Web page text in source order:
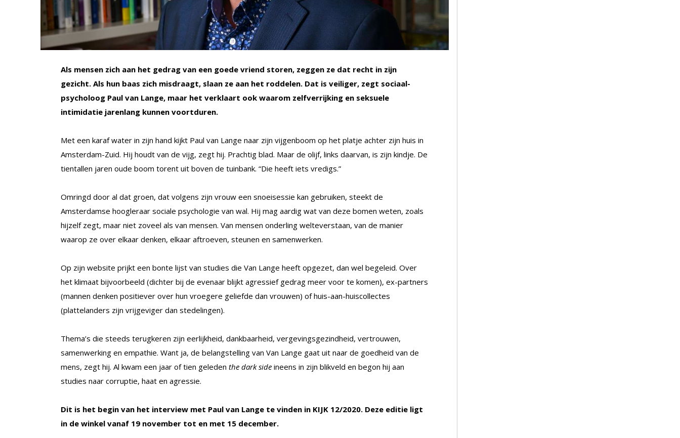
Als mensen zich aan het gedrag van een goede vriend storen, zeggen ze dat recht in zijn
gezicht. Als hun baas zich misdraagt, slaan ze aan het roddelen. Dat is veiliger, zegt sociaal-
psycholoog Paul van Lange, maar het verklaart ook waarom zelfverrijking en seksuele
intimidatie jarenlang kunnen voortduren.
Met een karaf water in zijn hand kijkt Paul van Lange naar zijn vijgenboom op het platje achter zijn huis in
Amsterdam-Zuid. Hij houdt van de vijg, zegt hij. Prachtig blad. Maar de olijf, links daarvan, is zijn kindje. De
tientallen jaren oude boom torent uit boven de tuinbank. “Die heeft iets vredigs.”
Omringd door al dat groen, dat volgens zijn vrouw een snoeisessie kan gebruiken, steekt de
Amsterdamse hoogleraar sociale psychologie van wal. Hij mag aardig wat van deze bomen weten, zoals
hijzelf zegt, maar niet zoveel als van mensen. Van mensen onderling welteverstaan, van de manier
waarop ze over elkaar denken, elkaar aftroeven, steunen en samenwerken.
Op zijn website prijkt een bonte lijst van studies die Van Lange heeft opgezet, dan wel begeleid. Over
het klimaat bijvoorbeeld (dichter bij de evenaar blijkt agressief gedrag meer voor te komen), ex-partners
(mannen denken positiever over hun vroegere geliefde dan vrouwen) of huis-aan-huiscollectes
(plattelanders zijn vrijgeviger dan stedelingen).
Thema’s die steeds terugkeren zijn eerlijkheid, dankbaarheid, vergevingsgezindheid, vertrouwen,
samenwerking en empathie. Want ja, de belangstelling van Van Lange gaat uit naar de goedheid van de
mens, zegt hij. Al kwam een jaar of tien geleden the dark side ineens in zijn blikveld en begon hij aan
studies naar corruptie, haat en agressie.
Dit is het begin van het interview met Paul van Lange te vinden in KIJK 12/2020. Deze editie ligt
in de winkel vanaf 19 november tot en met 15 december.